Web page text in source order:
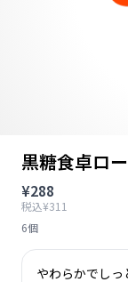
黒糖食卓ロ
¥288
税込¥311
6個
やわらかでし